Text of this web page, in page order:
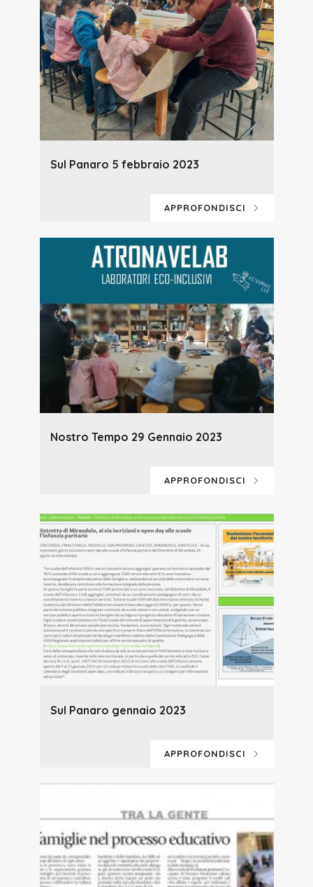
Sul Panaro 5 febbraio 2023
APPROFONDISCI
Nostro Tempo 29 Gennaio 2023
APPROFONDISCI
Sul Panaro gennaio 2023
APPROFONDISCI